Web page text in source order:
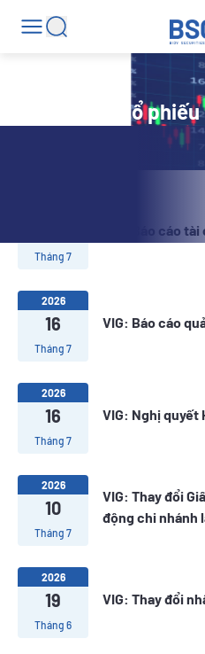
Tin tức mã cổ phiếu
Tháng 7
VIG: Báo cáo
2026
16
Tháng 7
VIG: Báo cáo
2026
16
Tháng 7
VIG: Nghị quyết
2026
10
Tháng 7
VIG: Thay đổi
động chi nhánh
2026
19
Tháng 6
VIG: Thay đổi